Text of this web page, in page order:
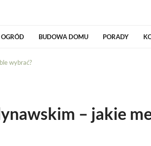
OGRÓD BUDOWA DOMU PORADY
wybrać?
– jakie